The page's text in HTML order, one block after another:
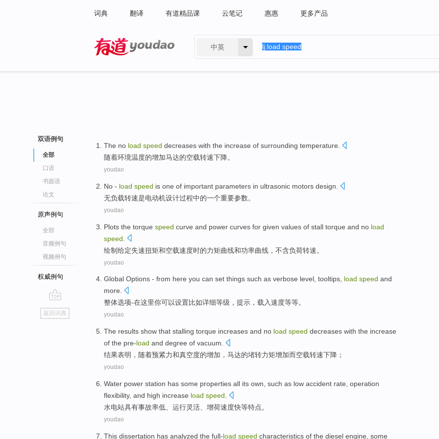
词典 翻译 有道精品课 云笔记 惠惠 更多产品
中英
双语例句
全部
口语
书面语
论文
原声例句
全部
音频例句
视频例句
权威例句
go
top
返回词典
The no load speed decreases with the increase of surrounding temperature
随着环境温度的增加马达的空载转速下降。
youdao
No - load speed is one of important parameters in ultrasonic motors design
无负载转速是电动机设计过程中的一个重要参数。
youdao
Plots the torque speed curve and power curves for given values of stall torque and no load
speed
绘制给定失速扭矩和空载速度时的力矩曲线和功率曲线 ， 不含负荷转速。
youdao
Global Options - from here you can set things such as verbose level, tooltips, load speed and
more.
整体选项-在这里你可以设置比如详细等级 ， 提示 ， 载入速度等等。
youdao
The results show that stalling torque increases and no load speed decreases with the increase
of the pre-load and degree of vacuum
结果表明 ， 随着预紧力和真空度的增加 ， 马达的堵转力矩增加而空载转速下降 ；
youdao
Water power station has some properties all its own, such as low accident rate, operation
flexibility, and high increase load speed
水电站具有事故率低 运行灵活 增荷速度快等特点。
youdao
This dissertation has analyzed the full-load speed characteristics of the diesel engine some